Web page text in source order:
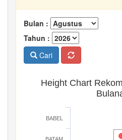
Bulan :
Tahun :
Cari
Height Chart
BABEL